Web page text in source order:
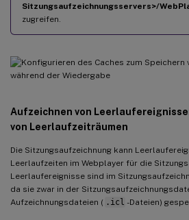
Sitzungsaufzeichnungsservers>/
zugreifen.
Aufzeichnen von
von Leerlaufzeiträumen
Die Sitzungsaufzeichnung kann
Leerlaufzeiten im Webplayer für die
Leerlaufereignisse sind im
da sie zwar in der
Aufzeichnungsdateien ( .icl -Dateien)